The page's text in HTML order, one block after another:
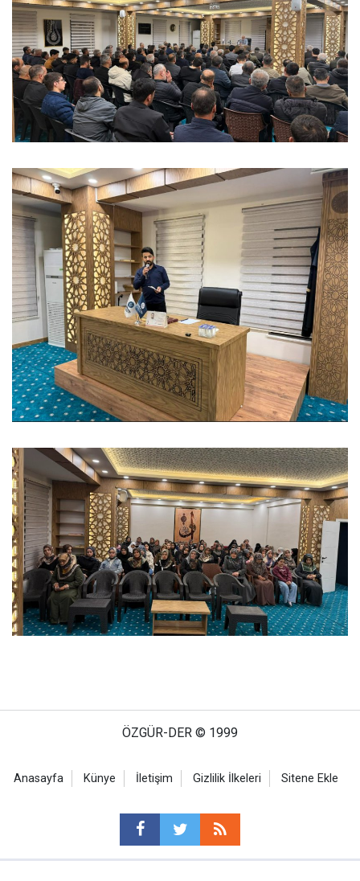
ÖZGÜR-DER © 1999
Anasayfa Künye İletişim Gizlilik İlkeleri Sitene Ekle